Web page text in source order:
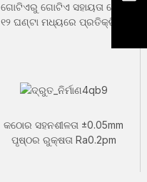
ଗୋଟିଏରୁ ଗୋଟିଏ ସହାୟତା ସେବା
୧୨ ଘଣ୍ଟା ମଧ୍ୟରେ ପ୍ରତିକ୍ରିୟା
କଠୋର ସହନଶୀଳତା ±0.05mm
ପୃଷ୍ଠର ରୁକ୍ଷତା Ra0.2pm